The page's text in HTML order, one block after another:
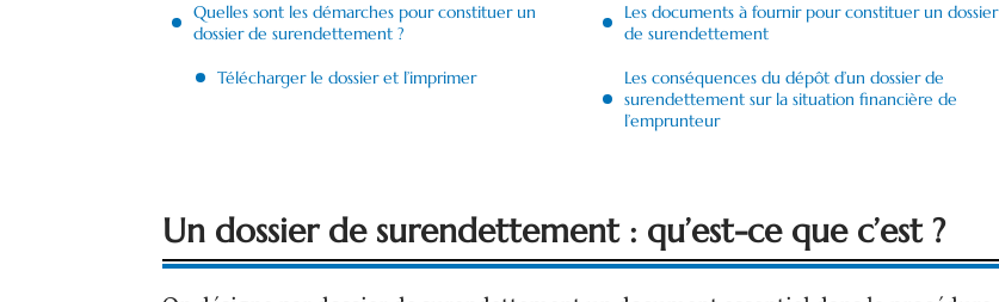
Quelles sont les démarches pour constituer un
dossier de surendettement ?
Télécharger le dossier et l’imprimer
Les documents à fournir pour constituer un dossier
de surendettement
Les conséquences du dépôt d’un dossier de
surendettement sur la situation financière de
l’emprunteur
Un dossier de surendettement : qu’est-ce que c’est ?